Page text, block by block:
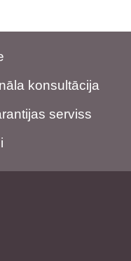
konsultācija
serviss